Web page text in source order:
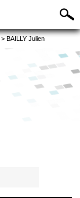
> BAILLY Julien